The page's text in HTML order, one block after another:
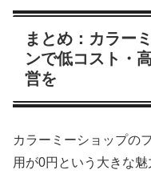
まとめ：カラー
ンで低コスト・
営を
カラーミーショップの
用が0円という大きな魅